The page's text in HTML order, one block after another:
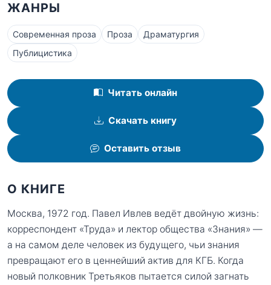
ЖАНРЫ
Современная проза Проза
Драматургия
Публицистика
Читать онлайн
Скачать книгу
Оставить отзыв
О КНИГЕ
Москва, 1972 год. Павел Ивлев ведёт двойную жизнь:
корреспондент «Труда» и лектор общества «Знания» —
а на самом деле человек из будущего, чьи знания
превращают его в ценнейший актив для КГБ. Когда
новый полковник Третьяков пытается силой загнать